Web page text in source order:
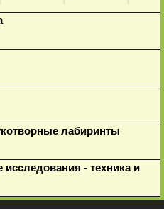
лабиринты
- техника и